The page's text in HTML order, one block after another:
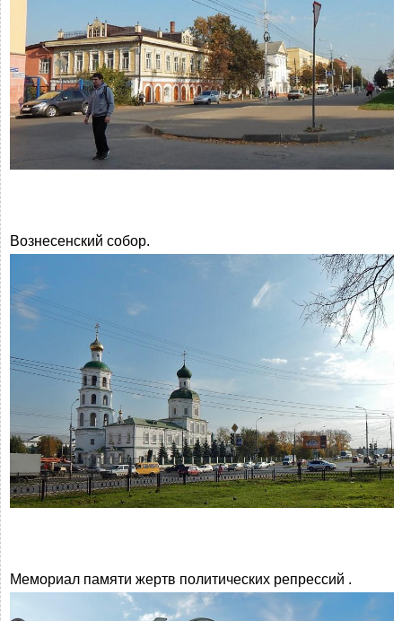
Вознесенский собор.
Мемориал памяти жертв политических репрессий .